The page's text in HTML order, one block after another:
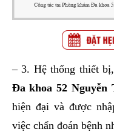
– 3. Hệ thống thiết
Đa khoa 52 Nguyễn
hiện đại và được
việc chẩn đoán bệnh